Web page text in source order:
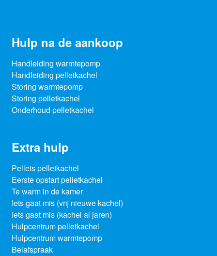
Hulp na de aankoop
Handleiding warmtepomp
Handleiding pelletkachel
Storing warmtepomp
Storing pelletkachel
Onderhoud pelletkachel
Extra hulp
Pellets pelletkachel
Eerste opstart pelletkachel
Te warm in de kamer
Iets gaat mis (vrij nieuwe kachel)
Iets gaat mis (kachel al jaren)
Hulpcentrum pelletkachel
Hulpcentrum warmtepomp
Belafspraak